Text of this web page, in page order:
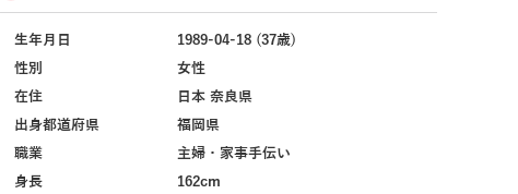
生年月日
1989-04-18 (37歳)
性別
女性
在住
日本 奈良県
出身都道府県
福岡県
職業
主婦・家事手伝い
身長
162cm